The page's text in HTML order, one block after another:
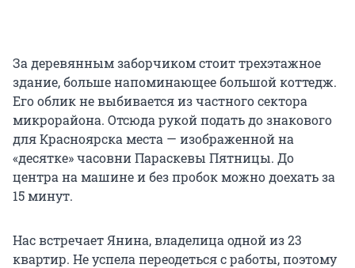
За деревянным заборчиком стоит трехэтажное
здание, больше напоминающее большой коттедж.
Его облик не выбивается из частного сектора
микрорайона. Отсюда рукой подать до знакового
для Красноярска места — изображенной на
«десятке» часовни Параскевы Пятницы. До
центра на машине и без пробок можно доехать за
15 минут.
Нас встречает Янина, владелица одной из 23
квартир. Не успела переодеться с работы, поэтому